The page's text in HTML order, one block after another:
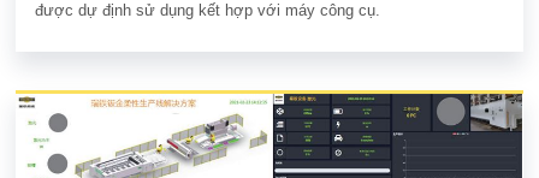
được dự định sử dụng kết hợp với máy công cụ.